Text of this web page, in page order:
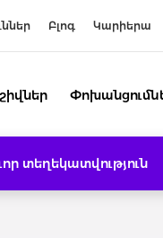
Բլոգ Կարիերա
տեղեկատվություն